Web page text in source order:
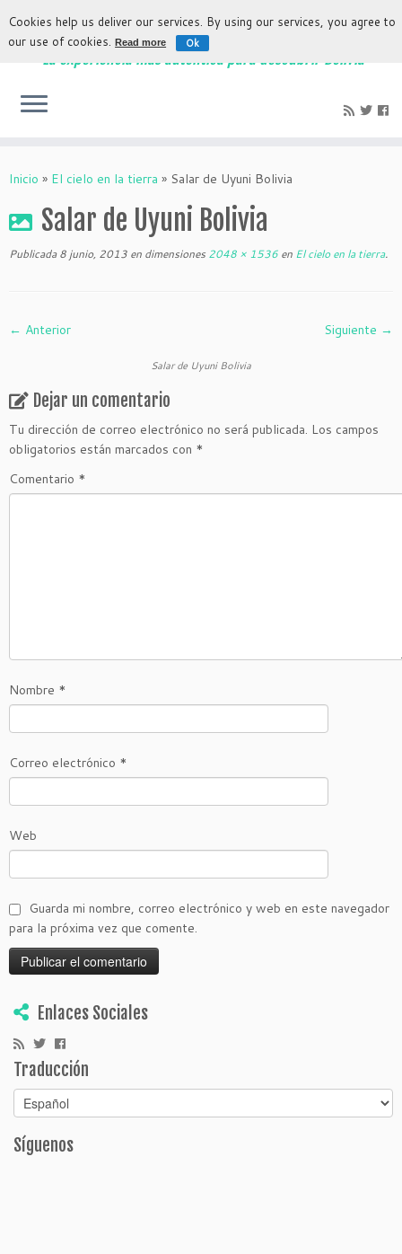
La experiencia más auténtica para descubrir Bolivia
Inicio » El cielo en la tierra » Salar de Uyuni Bolivia
Salar de Uyuni Bolivia
Publicada 8 junio, 2013 en dimensiones 2048 × 1536 en El cielo en la tierra.
← Anterior Siguiente →
Salar de Uyuni Bolivia
Dejar un comentario
Tu dirección de correo electrónico no será publicada. Los campos
obligatorios están marcados con *
Comentario *
Nombre *
Correo electrónico *
Web
Guarda mi nombre, correo electrónico y web en este navegador
para la próxima vez que comente.
Enlaces Sociales
Traducción
Síguenos
Cookies help us deliver our services. By using our services, you agree to
our use of cookies.Read more Ok